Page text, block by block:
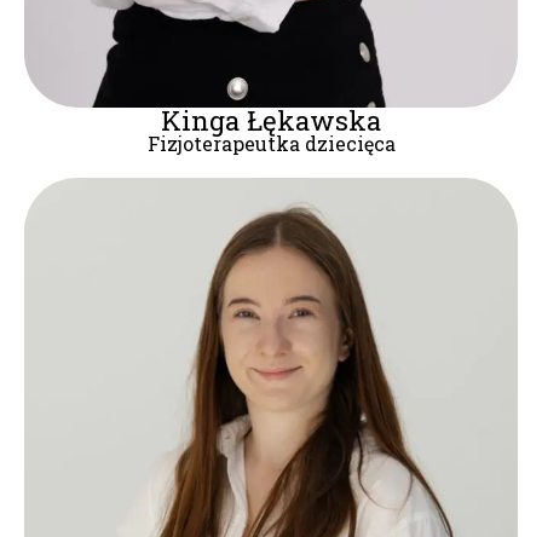
Kinga Łękawska
Fizjoterapeutka dziecięca